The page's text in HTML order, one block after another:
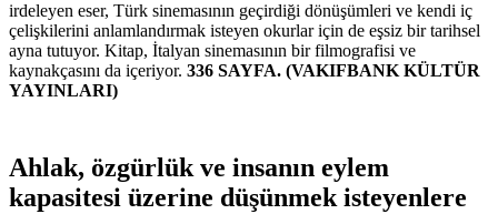
irdeleyen eser, Türk sinemasının geçirdiği dönüşümleri ve kendi iç
çelişkilerini anlamlandırmak isteyen okurlar için de eşsiz bir tarihsel
ayna tutuyor. Kitap, İtalyan sinemasının bir filmografisi ve
kaynakçasını da içeriyor. 336 SAYFA. (VAKIFBANK KÜLTÜR
YAYINLARI)
Ahlak, özgürlük ve insanın eylem
kapasitesi üzerine düşünmek isteyenlere